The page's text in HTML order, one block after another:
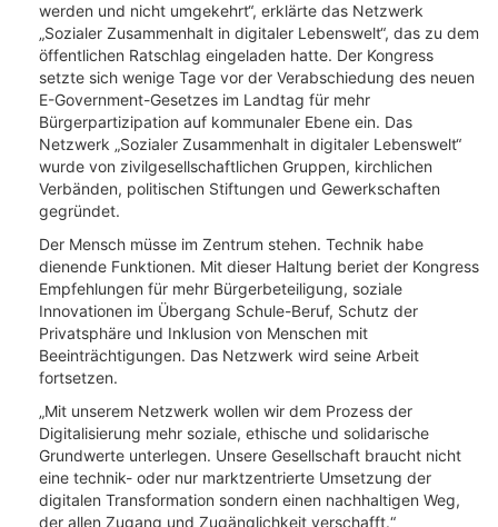
werden und nicht umgekehrt“, erklärte das Netzwerk
„Sozialer Zusammenhalt in digitaler Lebenswelt“, das zu dem
öffentlichen Ratschlag eingeladen hatte. Der Kongress
setzte sich wenige Tage vor der Verabschiedung des neuen
E-Government-Gesetzes im Landtag für mehr
Bürgerpartizipation auf kommunaler Ebene ein. Das
Netzwerk „Sozialer Zusammenhalt in digitaler Lebenswelt“
wurde von zivilgesellschaftlichen Gruppen, kirchlichen
Verbänden, politischen Stiftungen und Gewerkschaften
gegründet.
Der Mensch müsse im Zentrum stehen. Technik habe
dienende Funktionen. Mit dieser Haltung beriet der Kongress
Empfehlungen für mehr Bürgerbeteiligung, soziale
Innovationen im Übergang Schule-Beruf, Schutz der
Privatsphäre und Inklusion von Menschen mit
Beeinträchtigungen. Das Netzwerk wird seine Arbeit
fortsetzen.
„Mit unserem Netzwerk wollen wir dem Prozess der
Digitalisierung mehr soziale, ethische und solidarische
Grundwerte unterlegen. Unsere Gesellschaft braucht nicht
eine technik- oder nur marktzentrierte Umsetzung der
digitalen Transformation sondern einen nachhaltigen Weg,
der allen Zugang und Zugänglichkeit verschafft.“